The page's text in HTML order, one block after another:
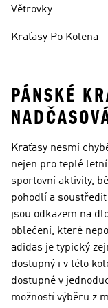
Větrovky
Kraťasy Po Kolena
PÁNSKÉ
Kraťasy nesmí
nejen pro teplé
sportovní aktivity,
pohodlí a
jsou odkazem na
oblečení, které
adidas je typický
dostupný i v této
dostupné v
možností výběru z